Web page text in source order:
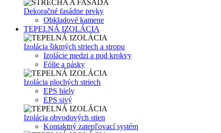
Dekoračné fasádne prvky
Obkladové kamene
TEPELNÁ IZOLÁCIA
Izolácia šikmých striech a stropu
Izolácie medzi a pod krokvy
Fólie a pásky
Izolácia plochých striech
EPS biely
EPS sivý
Izolácia obvodových stien
Kontaktný zatepľovací systém